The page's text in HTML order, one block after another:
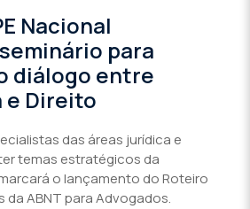
Nacional
para
diálogo entre
e Direito
das áreas jurídica e
temas estratégicos da
o lançamento do Roteiro
da ABNT para Advogados.